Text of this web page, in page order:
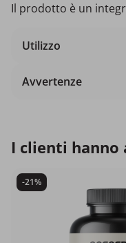
Il prodotto è un
Utilizzo
Avvertenze
I clienti hanno
-21%